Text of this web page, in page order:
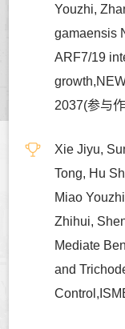
Youzhi,
gamaensis
ARF7/19
2037(参与
Xie Jiyu,
Tong, Hu
Miao
Zhihui,
Mediate
and